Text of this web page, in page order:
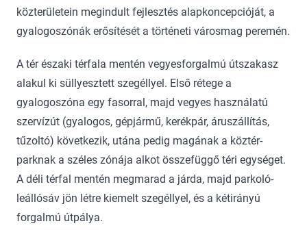
közterületein megindult fejlesztés alapkoncepcióját, a
gyalogoszónák erősítését a történeti városmag peremén.
A tér északi térfala mentén vegyesforgalmú útszakasz
alakul ki süllyesztett szegéllyel. Első rétege a
gyalogoszóna egy fasorral, majd vegyes használatú
szervízút (gyalogos, gépjármű, kerékpár, áruszállítás,
tűzoltó) következik, utána pedig magának a köztér-
parknak a széles zónája alkot összefüggő téri egységet.
A déli térfal mentén megmarad a járda, majd parkoló-
leállósáv jön létre kiemelt szegéllyel, és a kétirányú
forgalmú útpálya.